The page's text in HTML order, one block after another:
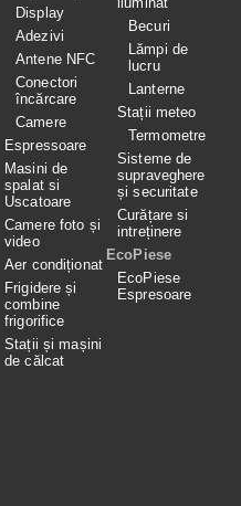
Display
Adezivi
Antene NFC
Conectori
încărcare
Camere
Espressoare
Masini de
spalat si
Uscatoare
Camere foto și
video
Aer condiționat
Frigidere și
combine
frigorifice
Stații și mașini
de călcat
Becuri
Lămpi de
lucru
Lanterne
Stații meteo
Termometre
Sisteme de
supraveghere
și securitate
Curățare si
intreținere
EcoPiese
EcoPiese
Espresoare